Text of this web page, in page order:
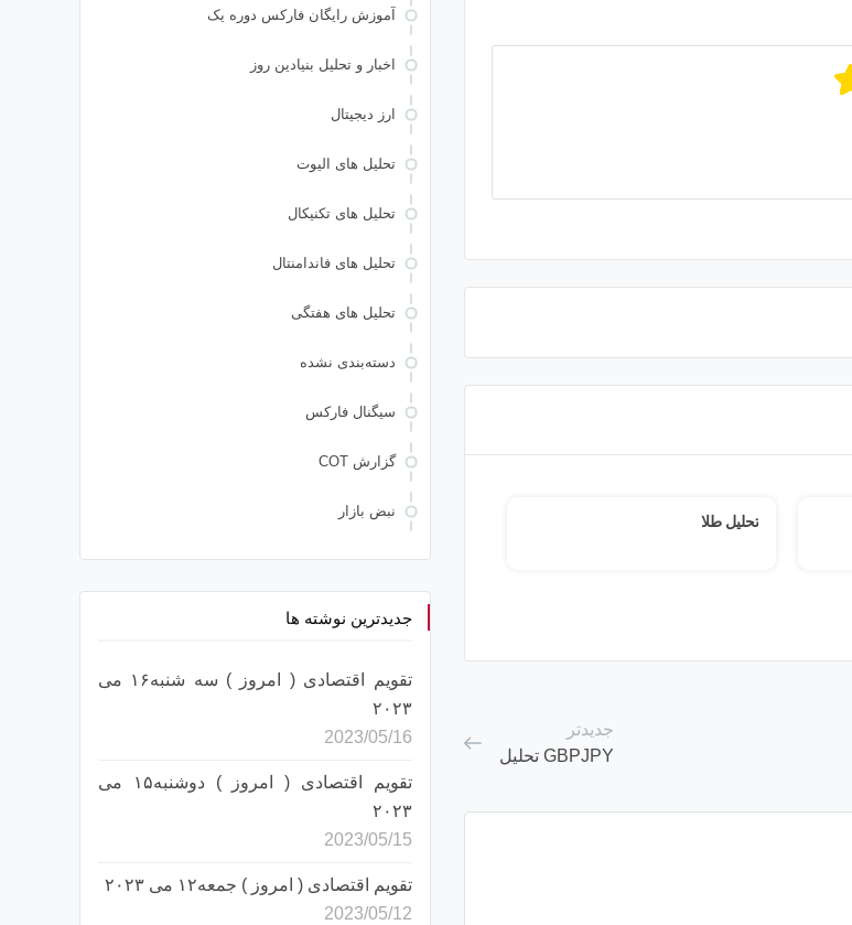
EURJPY تحلیل GBPJPY تحلیل
جدیدتر
GBPJPY تحلیل
آموزش رایگان فارکس دوره یک
اخبار و تحلیل بنیادین روز
ارز دیجیتال
تحلیل های الیوت
تحلیل های تکنیکال
تحلیل های فاندامنتال
تحلیل های هفتگی
دسته‌بندی نشده
سیگنال فارکس
گزارش COT
نبض بازار
جدیدترین نوشته ها
تقویم اقتصادی ( امروز ) سه شنبه۱۶ می
۲۰۲۳
2023/05/16
تقویم اقتصادی ( امروز ) دوشنبه۱۵ می
۲۰۲۳
2023/05/15
تقویم اقتصادی ( امروز ) جمعه۱۲ می ۲۰۲۳
2023/05/12